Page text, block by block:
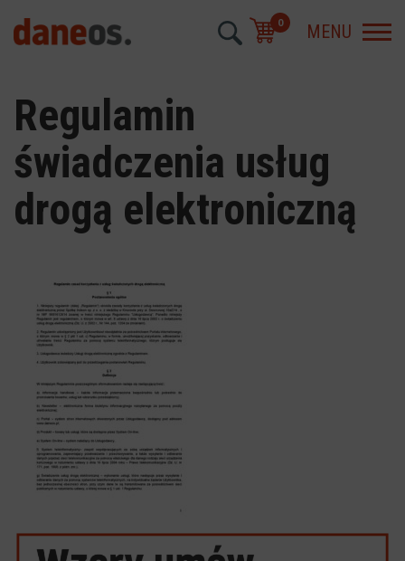
MENU
0
Regulamin
świadczenia usług
drogą elektroniczną